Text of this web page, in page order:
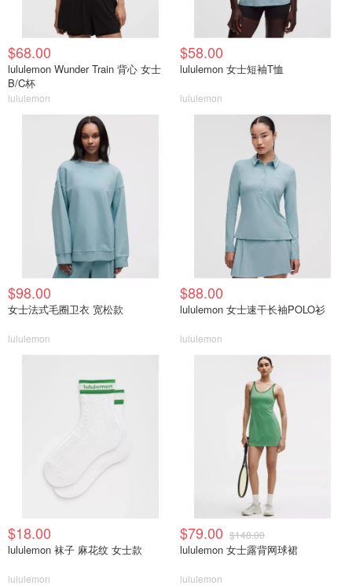
$68.00
lululemon Wunder Train 背心 女士
B/C杯
lululemon
$58.00
lululemon 女士短袖T恤
lululemon
$98.00
女士法式毛圈卫衣 宽松款
lululemon
$88.00
lululemon 女士速干长袖POLO衫
lululemon
$18.00
lululemon 袜子 麻花纹 女士款
lululemon
$79.00 $148.00
lululemon 女士露背网球裙
lululemon